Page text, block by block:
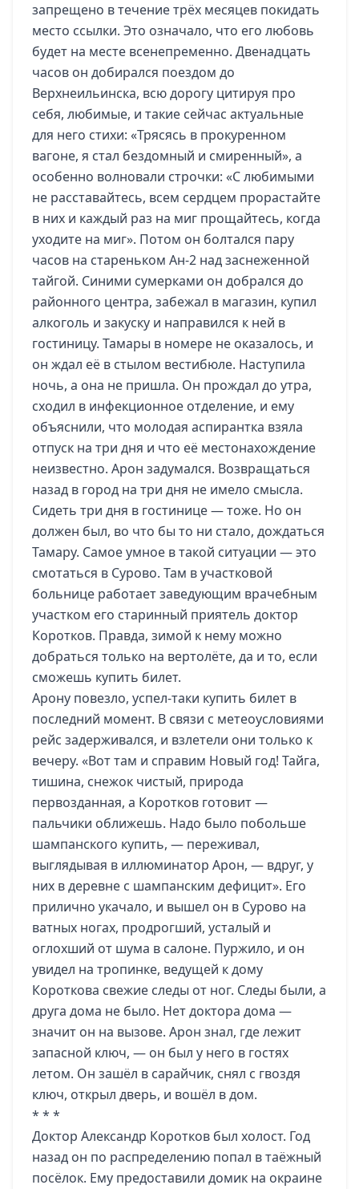
запрещено в течение трёх месяцев покидать
место ссылки. Это означало, что его любовь
будет на месте всенепременно. Двенадцать
часов он добирался поездом до
Верхнеильинска, всю дорогу цитируя про
себя, любимые, и такие сейчас актуальные
для него стихи: «Трясясь в прокуренном
вагоне, я стал бездомный и смиренный», а
особенно волновали строчки: «С любимыми
не расставайтесь, всем сердцем прорастайте
в них и каждый раз на миг прощайтесь, когда
уходите на миг». Потом он болтался пару
часов на стареньком Ан-2 над заснеженной
тайгой. Синими сумерками он добрался до
районного центра, забежал в магазин, купил
алкоголь и закуску и направился к ней в
гостиницу. Тамары в номере не оказалось, и
он ждал её в стылом вестибюле. Наступила
ночь, а она не пришла. Он прождал до утра,
сходил в инфекционное отделение, и ему
объяснили, что молодая аспирантка взяла
отпуск на три дня и что её местонахождение
неизвестно. Арон задумался. Возвращаться
назад в город на три дня не имело смысла.
Сидеть три дня в гостинице — тоже. Но он
должен был, во что бы то ни стало, дождаться
Тамару. Самое умное в такой ситуации — это
смотаться в Сурово. Там в участковой
больнице работает заведующим врачебным
участком его старинный приятель доктор
Коротков. Правда, зимой к нему можно
добраться только на вертолёте, да и то, если
сможешь купить билет.
Арону повезло, успел-таки купить билет в
последний момент. В связи с метеоусловиями
рейс задерживался, и взлетели они только к
вечеру. «Вот там и справим Новый год! Тайга,
тишина, снежок чистый, природа
первозданная, а Коротков готовит —
пальчики оближешь. Надо было побольше
шампанского купить, — переживал,
выглядывая в иллюминатор Арон, — вдруг, у
них в деревне с шампанским дефицит». Его
прилично укачало, и вышел он в Сурово на
ватных ногах, продрогший, усталый и
оглохший от шума в салоне. Пуржило, и он
увидел на тропинке, ведущей к дому
Короткова свежие следы от ног. Следы были, а
друга дома не было. Нет доктора дома —
значит он на вызове. Арон знал, где лежит
запасной ключ, — он был у него в гостях
летом. Он зашёл в сарайчик, снял с гвоздя
ключ, открыл дверь, и вошёл в дом.
* * *
Доктор Александр Коротков был холост. Год
назад он по распределению попал в таёжный
посёлок. Ему предоставили домик на окраине